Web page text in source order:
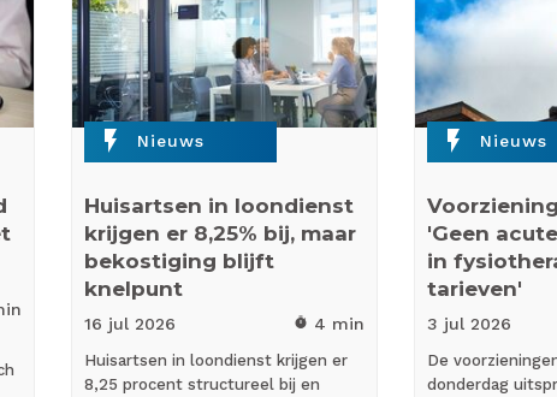
flash_on Nieuws
Huisartsen in loondienst
krijgen er 8,25% bij, maar
bekostiging blijft
knelpunt
16 jul 2026 timer 4 min
Huisartsen in loondienst krijgen er
8,25 procent structureel bij en
flash_on Nieuws
'Geen
in
tarieven'
3 jul 2026
De
donderdag